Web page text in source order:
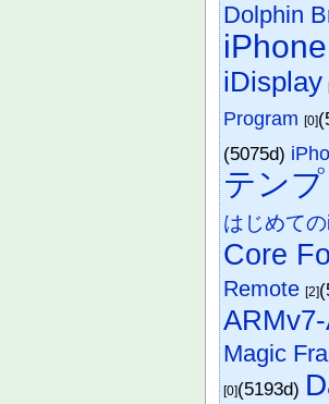
Dolphin
iDisplay
Program [0]
(5075d)
テン
はじめて
Core
Remote [2]
Magic
[0](5193d)